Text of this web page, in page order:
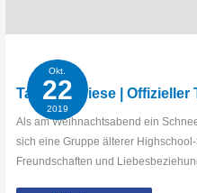
Okt.
22
2019
Tage wie diese | Offizieller
Als am Weihnachtsabend ein
sich eine Gruppe älterer
Freundschaften und